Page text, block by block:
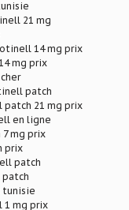
21 mg
14 mg prix
mg prix
patch
21 mg prix
en ligne
mg prix
prix
patch
tunisie
1 mg prix